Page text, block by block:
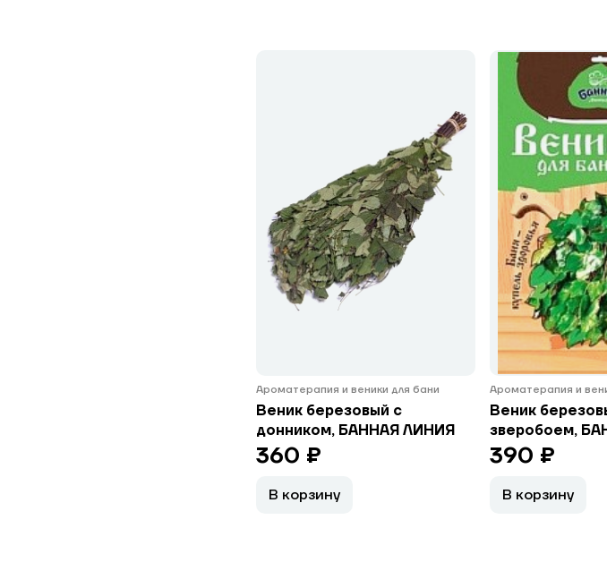
Ароматерапия и веники для бани
Веник березовый с
донником, БАННАЯ ЛИНИЯ
360 ₽
В корзину
Ароматерапия и
Веник
зверобоем,
390 ₽
В корзину